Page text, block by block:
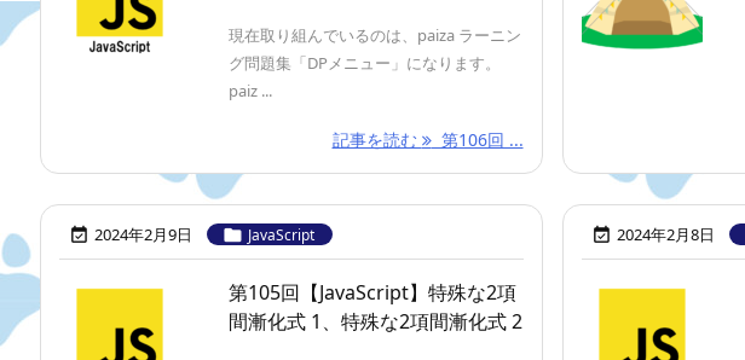
現在取り組んでいるのは、paiza ラーニン
グ問題集「DPメニュー」になります。
paiz ...
記事を読む 第106回 ...
 2024年2月9日  JavaScript
第105回【JavaScript】特殊な2項
間漸化式 1、特殊な2項間漸化式 2
 2024年2月8日